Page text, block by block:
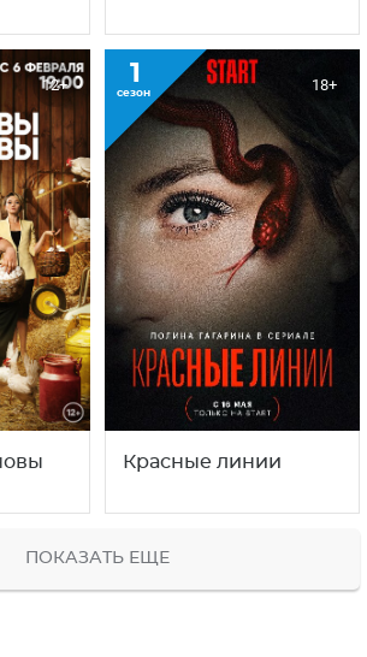
12+ 1
сезон 18+
Красные линии
ПОКАЗАТЬ ЕЩЕ